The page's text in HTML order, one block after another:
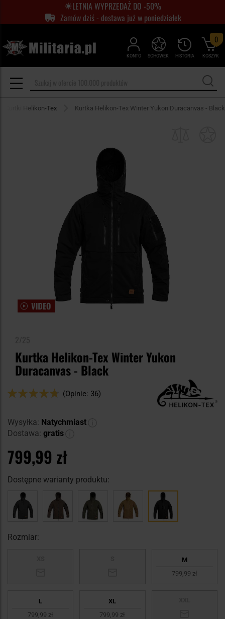
LETNIA WYPRZEDAŻ DO -50%
Zamów dziś - dostawa już w poniedziałek
KONTO HISTORIA
SCHOWEK KOSZYK
0
Kurtki Helikon-Tex Kurtka Helikon-Tex Winter Yukon Duracanvas - Black
Kurtka Helikon-Tex Winter Yukon
Duracanvas - Black
Ocena:
(Opinie: 36)
Wysyłka: Natychmiast
Dostawa: gratis
799,99 zł
Dostępne warianty produktu:
Rozmiar:
M
799,99 zł
L
799,99 zł
XL
799,99 zł